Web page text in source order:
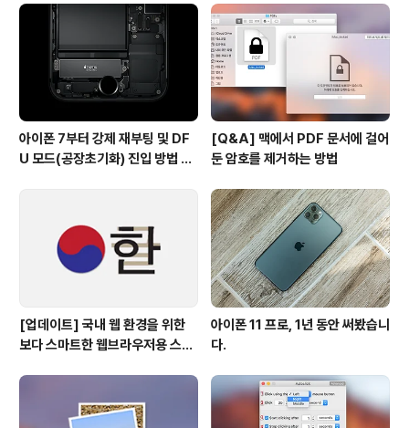
아이폰 7부터 강제 재부팅 및 DF
U 모드(공장초기화) 진입 방법 변
[Q&A] 맥에서 PDF 문서에 걸어
둔 암호를 제거하는 방법
[업데이트] 국내 웹 환경을 위한
보다 스마트한 웹브라우저용 스타
아이폰 11 프로, 1년 동안 써봤습니
다.